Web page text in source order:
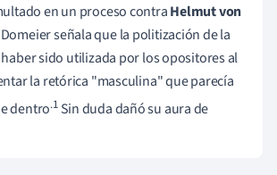
en un proceso contraHelmut von
señala que la politización de la
sido utilizada por los opositores al
la retórica "masculina" que parecía
dentro.1Sin duda dañó su aura de